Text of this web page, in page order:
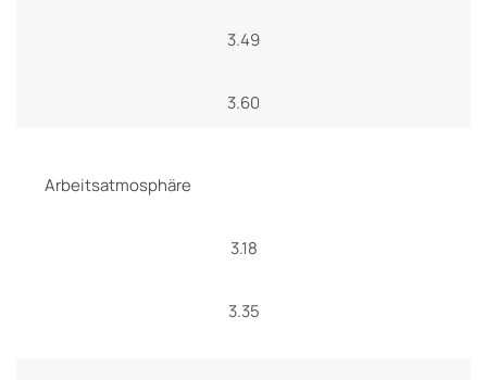
3.49
3.60
Arbeitsatmosphäre
3.18
3.35